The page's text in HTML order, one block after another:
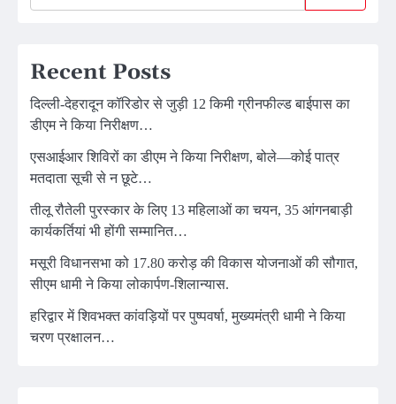
Recent Posts
दिल्ली-देहरादून कॉरिडोर से जुड़ी 12 किमी ग्रीनफील्ड बाईपास का
डीएम ने किया निरीक्षण…
एसआईआर शिविरों का डीएम ने किया निरीक्षण, बोले—कोई पात्र
मतदाता सूची से न छूटे…
तीलू रौतेली पुरस्कार के लिए 13 महिलाओं का चयन, 35 आंगनबाड़ी
कार्यकर्तियां भी होंगी सम्मानित…
मसूरी विधानसभा को 17.80 करोड़ की विकास योजनाओं की सौगात,
सीएम धामी ने किया लोकार्पण-शिलान्यास.
हरिद्वार में शिवभक्त कांवड़ियों पर पुष्पवर्षा, मुख्यमंत्री धामी ने किया
चरण प्रक्षालन…